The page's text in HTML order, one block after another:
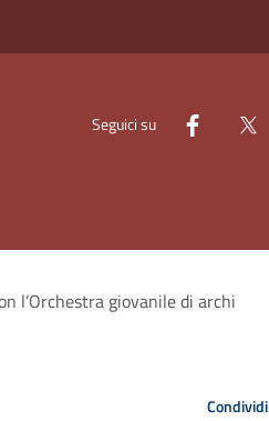
Seguici su
l’Orchestra giovanile di archi
Condividi